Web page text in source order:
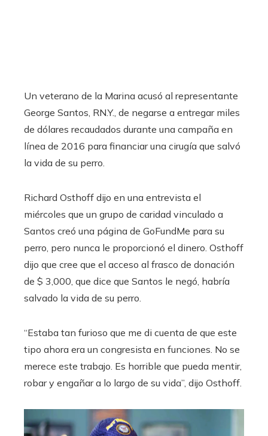
Un veterano de la Marina acusó al representante
George Santos, RN.Y., de negarse a entregar miles
de dólares recaudados durante una campaña en
línea de 2016 para financiar una cirugía que salvó
la vida de su perro.
Richard Osthoff dijo en una entrevista el
miércoles que un grupo de caridad vinculado a
Santos creó una página de GoFundMe para su
perro, pero nunca le proporcionó el dinero. Osthoff
dijo que cree que el acceso al frasco de donación
de $ 3,000, que dice que Santos le negó, habría
salvado la vida de su perro.
“Estaba tan furioso que me di cuenta de que este
tipo ahora era un congresista en funciones. No se
merece este trabajo. Es horrible que pueda mentir,
robar y engañar a lo largo de su vida”, dijo Osthoff.